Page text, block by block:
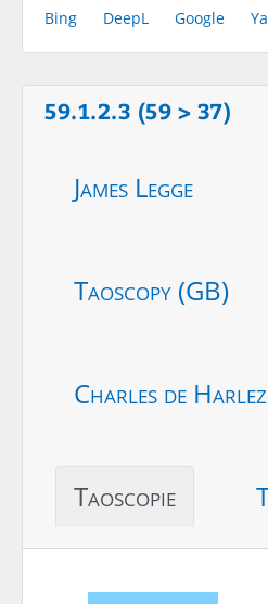
Bing DeepL Google
59.1.2.3 (59 > 37)
James Legge
Taoscopy (GB)
Charles de Harlez
Taoscopie